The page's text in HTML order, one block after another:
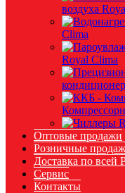
воздуха
Clima
Royal Clima
Оптовые продажи
Розничные
Доставка по всей
Сервис
Контакты